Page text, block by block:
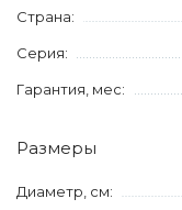
Страна:
Серия:
Гарантия, мес:
Размеры
Диаметр, см: